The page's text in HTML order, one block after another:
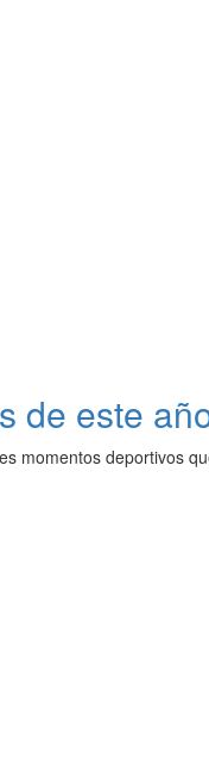
de este
momentos deportivos